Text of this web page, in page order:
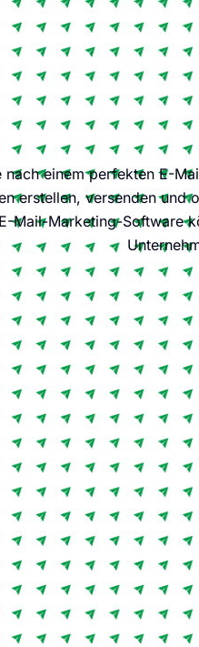
nach einem perfekten E-
erstellen, versenden
Mail-Marketing-Software